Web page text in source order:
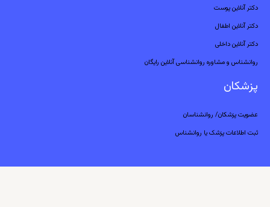
دکتر آنلاین پوست
دکتر آنلاین اطفال
دکتر آنلاین داخلی
روانشناس و مشاوره روانشناسی آنلاین رایگان
پزشکان
عضویت پزشکان/ روانشناسان
ثبت اطلاعات پزشک یا روانشناس